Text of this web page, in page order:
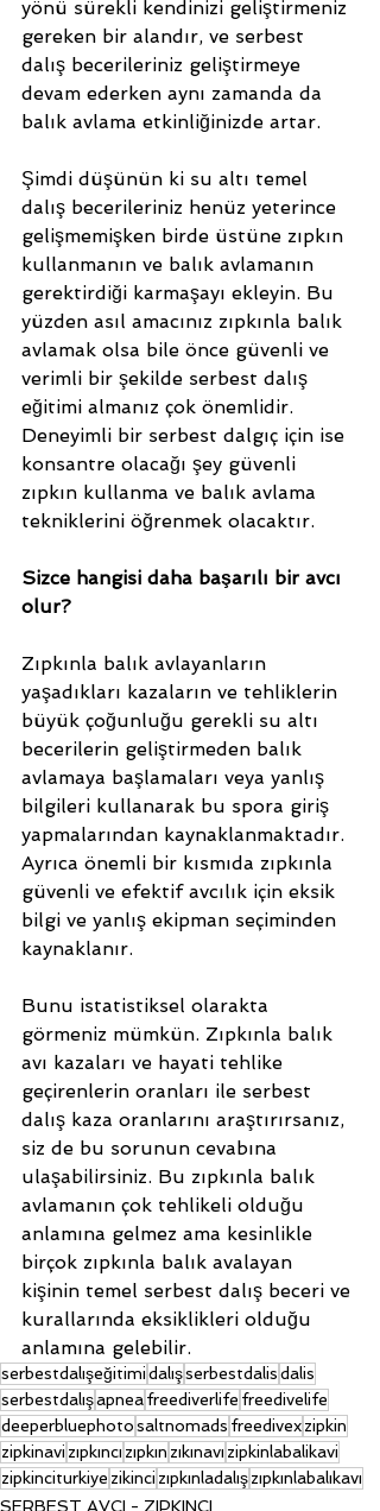
yönü sürekli kendinizi geliştirmeniz
gereken bir alandır, ve serbest
dalış becerileriniz geliştirmeye
devam ederken aynı zamanda da
balık avlama etkinliğinizde artar.
Şimdi düşünün ki su altı temel
dalış becerileriniz henüz yeterince
gelişmemişken birde üstüne zıpkın
kullanmanın ve balık avlamanın
gerektirdiği karmaşayı ekleyin. Bu
yüzden asıl amacınız zıpkınla balık
avlamak olsa bile önce güvenli ve
verimli bir şekilde serbest dalış
eğitimi almanız çok önemlidir.
Deneyimli bir serbest dalgıç için ise
konsantre olacağı şey güvenli
zıpkın kullanma ve balık avlama
tekniklerini öğrenmek olacaktır.
Sizce hangisi daha başarılı bir avcı
olur?
Zıpkınla balık avlayanların
yaşadıkları kazaların ve tehliklerin
büyük çoğunluğu gerekli su altı
becerilerin geliştirmeden balık
avlamaya başlamaları veya yanlış
bilgileri kullanarak bu spora giriş
yapmalarından kaynaklanmaktadır.
Ayrıca önemli bir kısmıda zıpkınla
güvenli ve efektif avcılık için eksik
bilgi ve yanlış ekipman seçiminden
kaynaklanır.
Bunu istatistiksel olarakta
görmeniz mümkün. Zıpkınla balık
avı kazaları ve hayati tehlike
geçirenlerin oranları ile serbest
dalış kaza oranlarını araştırırsanız,
siz de bu sorunun cevabına
ulaşabilirsiniz. Bu zıpkınla balık
avlamanın çok tehlikeli olduğu
anlamına gelmez ama kesinlikle
birçok zıpkınla balık avalayan
kişinin temel serbest dalış beceri ve
kurallarında eksiklikleri olduğu
anlamına gelebilir.
serbestdalışeğitimidalışserbestdalisdalis
serbestdalışapneafreediverlife freedivelife
deeperbluephotosaltnomads freedivexzipkin
zipkinavi zıpkıncı zıpkın zıkınavı zipkinlabalikavi
zipkinciturkiye zikinci zıpkınladalışzıpkınlabalıkavı
SERBEST AVCI - ZIPKINCI